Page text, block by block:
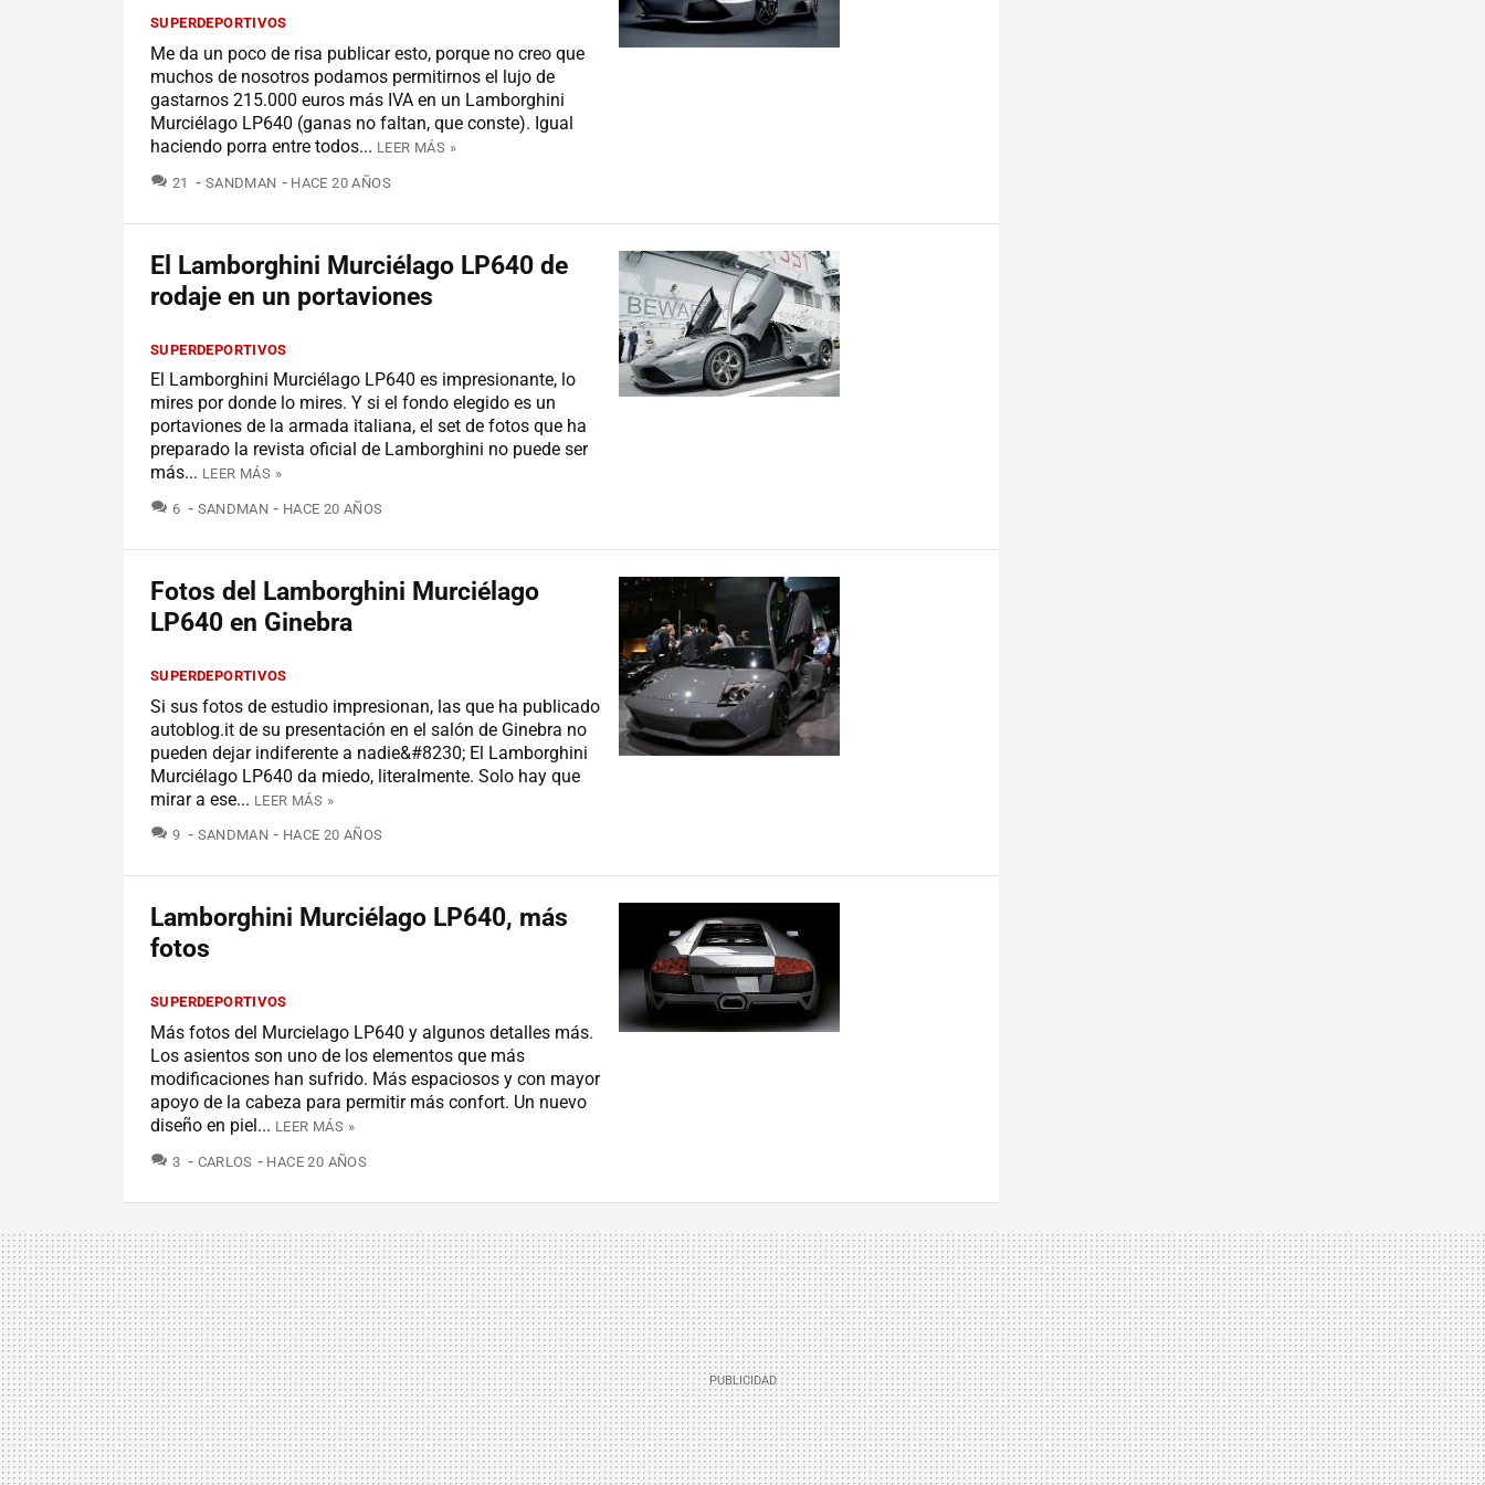
SUPERDEPORTIVOS
Me da un poco de risa publicar esto, porque no creo que
muchos de nosotros podamos permitirnos el lujo de
gastarnos 215.000 euros más IVA en un Lamborghini
Murciélago LP640 (ganas no faltan, que conste). Igual
haciendo porra entre todos... LEER MÁS »
21 COMENTARIOS
SANDMAN HACE 20 AÑOS
El Lamborghini Murciélago LP640 de
rodaje en un portaviones
SUPERDEPORTIVOS
El Lamborghini Murciélago LP640 es impresionante, lo
mires por donde lo mires. Y si el fondo elegido es un
portaviones de la armada italiana, el set de fotos que ha
preparado la revista oficial de Lamborghini no puede ser
más... LEER MÁS »
6 COMENTARIOS
SANDMAN HACE 20 AÑOS
Fotos del Lamborghini Murciélago
LP640 en Ginebra
SUPERDEPORTIVOS
Si sus fotos de estudio impresionan, las que ha publicado
autoblog.it de su presentación en el salón de Ginebra no
pueden dejar indiferente a nadie&#8230; El Lamborghini
Murciélago LP640 da miedo, literalmente. Solo hay que
mirar a ese... LEER MÁS »
9 COMENTARIOS
SANDMAN HACE 20 AÑOS
Lamborghini Murciélago LP640, más
fotos
SUPERDEPORTIVOS
Más fotos del Murcielago LP640 y algunos detalles más.
Los asientos son uno de los elementos que más
modificaciones han sufrido. Más espaciosos y con mayor
apoyo de la cabeza para permitir más confort. Un nuevo
diseño en piel... LEER MÁS »
3 COMENTARIOS
CARLOS HACE 20 AÑOS